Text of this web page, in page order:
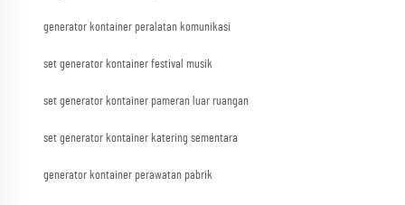
generator kontainer peralatan komunikasi
set generator kontainer festival musik
set generator kontainer pameran luar ruangan
set generator kontainer katering sementara
generator kontainer perawatan pabrik